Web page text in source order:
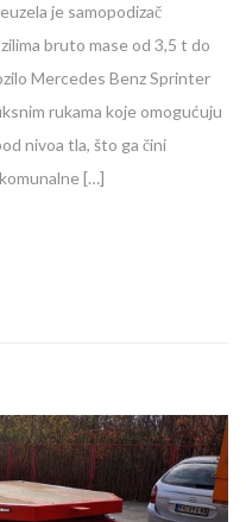
je samopodizač
bruto mase od 3,5 t do
Mercedes Benz Sprinter
rukama koje omogućuju
nivoa tla, što ga čini
[…]